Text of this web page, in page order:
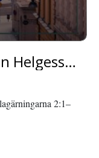
Den helige Ande – Martin Helgesson
2:1–
eller